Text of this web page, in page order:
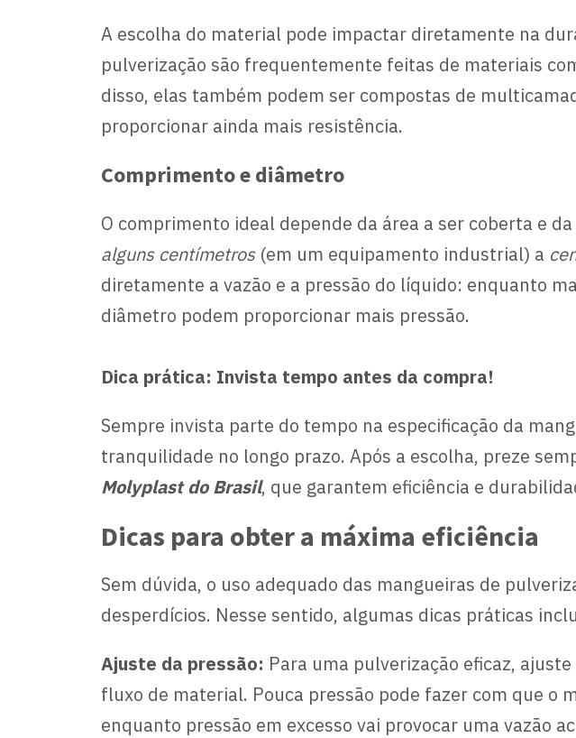
A escolha do material pode impactar diretamente na
pulverização são frequentemente feitas de materiais
disso, elas também podem ser compostas de
proporcionar ainda mais resistência.
Comprimento e diâmetro
O comprimento ideal depende da área a ser coberta e
alguns centímetros(em um equipamento industrial) a
diretamente a vazão e a pressão do líquido: enquanto
diâmetro podem proporcionar mais pressão.
Dica prática: Invista tempo antes da compra!
Sempre invista parte do tempo na especificação da
tranquilidade no longo prazo. Após a escolha, preze
Molyplast do Brasil, que garantem eficiência e
Dicas para obter a máxima eficiência
Sem dúvida, o uso adequado das mangueiras de
desperdícios. Nesse sentido, algumas dicas práticas
Ajuste da pressão: Para uma pulverização eficaz,
fluxo de material. Pouca pressão pode fazer com que o
enquanto pressão em excesso vai provocar uma vazão